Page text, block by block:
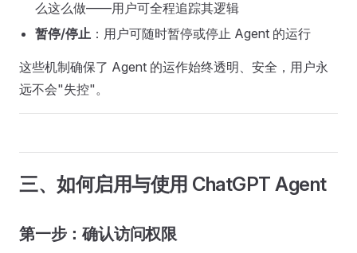
么这么做——用户可全程追踪其逻辑
暂停/停止 ：用户可随时暂停或停止 Agent 的运行
这些机制确保了 Agent 的运作始终透明、安全，用户永
远不会"失控"。
三、如何启用与使用 ChatGPT Agent
第一步：确认访问权限